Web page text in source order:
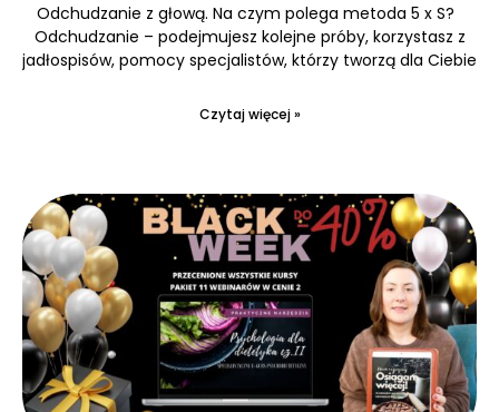
Odchudzanie z głową. Na czym polega metoda 5 x S?
Odchudzanie – podejmujesz kolejne próby, korzystasz z
jadłospisów, pomocy specjalistów, którzy tworzą dla Ciebie
Czytaj więcej »